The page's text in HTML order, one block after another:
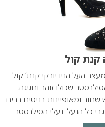
קנת קול
העל הניו יורקי קנת’ קול
שכולו זוהר וחגיגה.
ומאופיינות בניטים רבים
כל הנעל. נעלי הסילבסטר…